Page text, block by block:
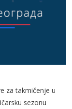
za takmičenje u
sezonu